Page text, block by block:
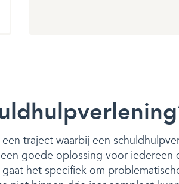
traject waarbij een
goede oplossing voor
het specifiek om